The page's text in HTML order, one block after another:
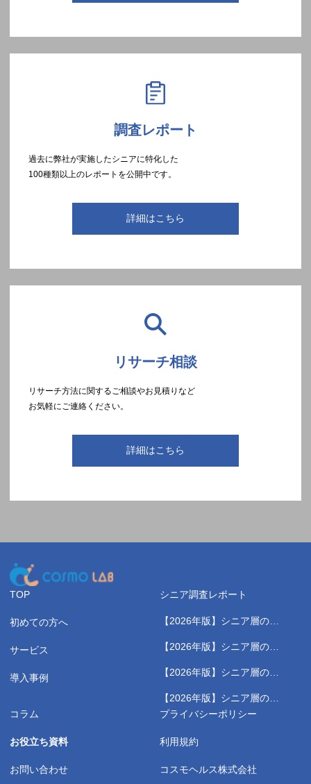
調査レポート
過去に弊社が実施したシニアに特化した
100種類以上のレポートを公開中です。
詳細はこちら
リサーチ相談
リサーチ方法に関するご相談やお見積りなど
お気軽にご連絡ください。
詳細はこちら
TOP
初めての方へ
サービス
導入事例
シニア調査レポート
【2026年版】シニア層の健
ート
【2026年版】シニア層のス
レポート
【2026年版】シニア層の健
ート
【2026年版】シニア層の野
菜高騰に関する実態調査レポ
コラム
お役立ち資料
お問い合わせ
プライバシーポリシー
利用規約
コスモヘルス株式会社